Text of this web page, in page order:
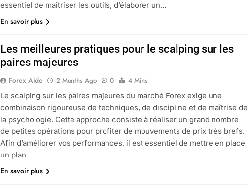
essentiel de maîtriser les outils, d’élaborer un…
En savoir plus
Les meilleures pratiques pour le scalping sur les
paires majeures
Forex Aide 2 Months Ago 0
4 Mins
Le scalping sur les paires majeures du marché Forex exige une
combinaison rigoureuse de techniques, de discipline et de maîtrise de
la psychologie. Cette approche consiste à réaliser un grand nombre
de petites opérations pour profiter de mouvements de prix très brefs.
Afin d’améliorer vos performances, il est essentiel de mettre en place
un plan…
En savoir plus